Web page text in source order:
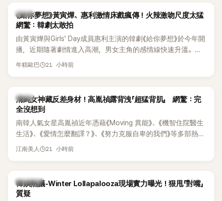
韓劇
《給你夢想》黃寅燁、惠利激情床戲瘋傳！火辣激吻尺度太猛
網驚：韓劇太敢拍
由黃寅燁與Girls' Day成員惠利主演的韓劇《給你夢想》於今年開
播，近期隨著劇情進入高潮，男女主角的感情線快速升溫。最
新播出的第8集不僅上演火辣吻戲，更接連出現床戲橋段，讓
年糕歐巴 21 小時前
韓星
清純女神藏反差身材！高胤禎露背洩「超猛背肌」 網驚：完
全沒想到
南韓人氣女星高胤禎近年憑藉《Moving 異能》、《機智住院醫生
生活》、《愛情怎麼翻譯？》、《努力克服自卑的我們》等多部熱門
作品，躍升為韓劇新一代女神代表，不僅演技備受肯定，精緻
細身材下的超狂背肌與肩膀線條，反差感十足，讓不少網友看
傻直呼：「原來她身材這麼猛！」
江南美人 21 小時前
熱議討論
韓娛熱議-Winter Lollapalooza現場實力曝光！狠甩「對嘴」
質疑